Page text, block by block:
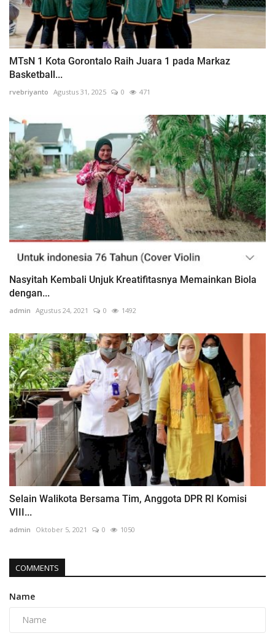
MTsN 1 Kota Gorontalo Raih Juara 1 pada Markaz
Basketball...
rvebriyanto Agustus 31, 2025 0 471
Nasyitah Kembali Unjuk Kreatifitasnya Memainkan Biola
dengan...
admin Agustus 24, 2021 0 1492
Selain Walikota Bersama Tim, Anggota DPR RI Komisi
VIII...
admin Oktober 5, 2021 0 1050
COMMENTS
Name